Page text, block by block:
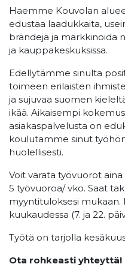
Haemme Kouvolan
edustaa laadukkaita,
brändejä ja markkinoida
ja kauppakeskuksissa.
Edellytämme sinulta
toimeen erilaisten
ja sujuvaa suomen
ikää. Aikaisempi
asiakaspalvelusta on
koulutamme sinut
huolellisesti.
Voit varata työvuorot aina
5 työvuoroa/ vko. Saat
myyntituloksesi mukaan.
kuukaudessa (7. ja 22.
Työtä on tarjolla
Ota rohkeasti yhteyttä!